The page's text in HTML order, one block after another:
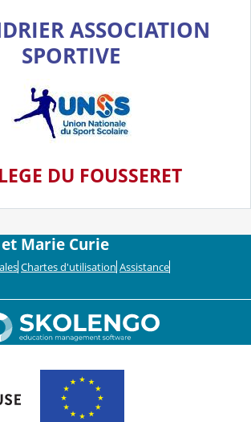
ASSOCIATION
SPORTIVE
E DU FOUSSERET
Marie Curie
Chartes d'utilisation Assistance